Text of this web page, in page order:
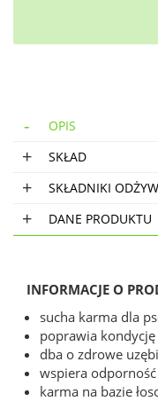
OPIS
SKŁAD
SKŁADNIKI
DANE PRODUKTU
INFORMACJE O
sucha karma dla
poprawia
dba o zdrowe
wspiera odporność
karma na bazie